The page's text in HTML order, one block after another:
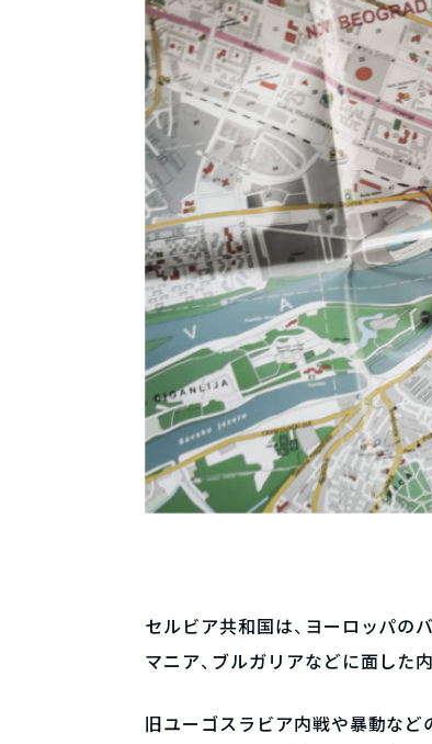
セルビア共和国は、ヨーロッパの
マニア、ブルガリアなどに面した
旧ユーゴスラビア内戦や暴動など